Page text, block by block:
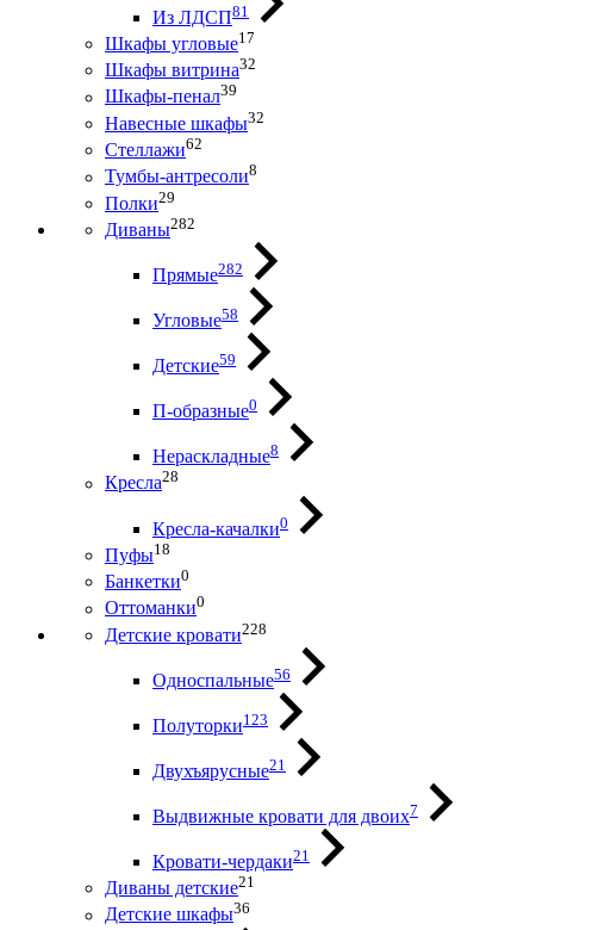
Из ЛДСП81
Шкафы угловые17
Шкафы витрина32
Шкафы-пенал39
Навесные шкафы32
Стеллажи62
Тумбы-антресоли8
Полки29
Диваны282
Прямые282
Угловые58
Детские59
П-образные0
Нераскладные8
Кресла28
Кресла-качалки0
Пуфы18
Банкетки0
Оттоманки0
Детские кровати228
Односпальные56
Полуторки123
Двухъярусные21
Выдвижные кровати для двоих7
Кровати-чердаки21
Диваны детские21
Детские шкафы36